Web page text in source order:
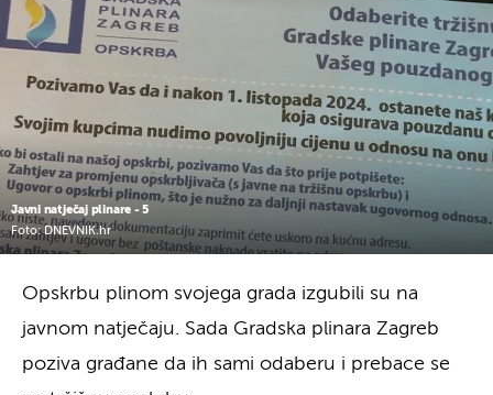
Javni natječaj plinare - 5
Foto: DNEVNIK.hr
Opskrbu plinom svojega grada izgubili su na
javnom natječaju. Sada Gradska plinara Zagreb
poziva građane da ih sami odaberu i prebace se